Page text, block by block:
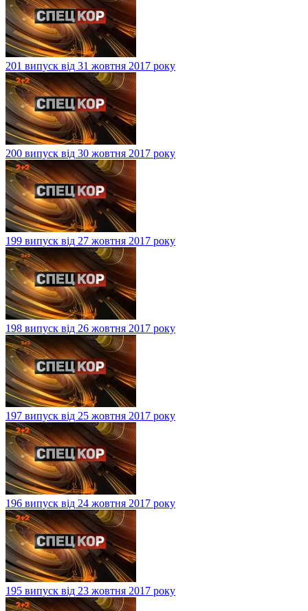
201 випуск від 31 жовтня 2017 року
200 випуск від 30 жовтня 2017 року
199 випуск від 27 жовтня 2017 року
198 випуск від 26 жовтня 2017 року
197 випуск від 25 жовтня 2017 року
196 випуск від 24 жовтня 2017 року
195 випуск від 23 жовтня 2017 року